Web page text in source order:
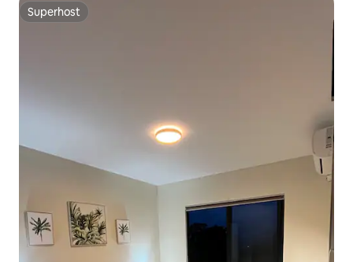
Superhost
Superhost